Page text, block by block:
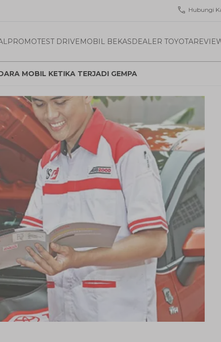
Hubungi
PROMOTEST DRIVEMOBIL BEKASDEALER TOYOTA
MOBIL KETIKA TERJADI GEMPA